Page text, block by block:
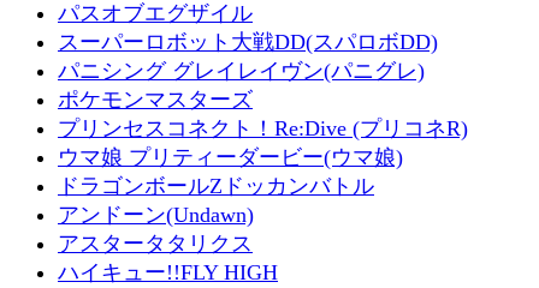
パスオブエグザイル
スーパーロボット大戦DD(スパロボDD)
パニシング グレイレイヴン(パニグレ)
ポケモンマスターズ
プリンセスコネクト！Re:Dive (プリコネR)
ウマ娘 プリティーダービー(ウマ娘)
ドラゴンボールZドッカンバトル
アンドーン(Undawn)
アスタータタリクス
ハイキュー!!FLY HIGH